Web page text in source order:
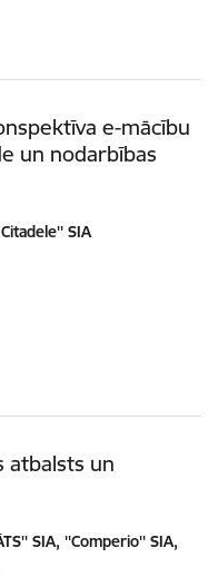
e-mācību
un nodarbības
SIA
atbalsts un
SIA, ''Comperio'' SIA,